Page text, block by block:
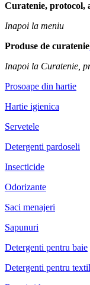
Curatenie, protocol,
Inapoi la meniu
Produse de curatenie
Inapoi la Curatenie,
Prosoape din hartie
Hartie igienica
Servetele
Detergenti pardoseli
Insecticide
Odorizante
Saci menajeri
Sapunuri
Detergenti pentru baie
Detergenti pentru